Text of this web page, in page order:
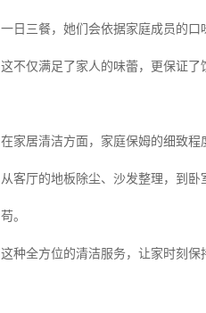
一日三餐，她们会依据家庭成员的
这不仅满足了家人的味蕾，更保证了
在家居清洁方面，家庭保姆的细致程
从客厅的地板除尘、沙发整理，到
苟。
这种全方位的清洁服务，让家时刻保